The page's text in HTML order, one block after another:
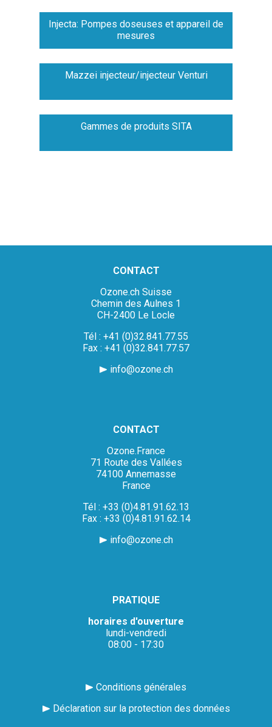
Injecta: Pompes doseuses et appareil de
mesures
Mazzei injecteur/injecteur Venturi
Gammes de produits SITA
CONTACT
Ozone.ch Suisse
Chemin des Aulnes 1
CH-2400 Le Locle
Tél : +41 (0)32.841.77.55
Fax : +41 (0)32.841.77.57
info@ozone.ch
CONTACT
Ozone.France
71 Route des Vallées
74100 Annemasse
France
Tél : +33 (0)4.81.91.62.13
Fax : +33 (0)4.81.91.62.14
info@ozone.ch
PRATIQUE
horaires d'ouverture
lundi-vendredi
08:00 - 17:30
Conditions générales
Déclaration sur la protection des données